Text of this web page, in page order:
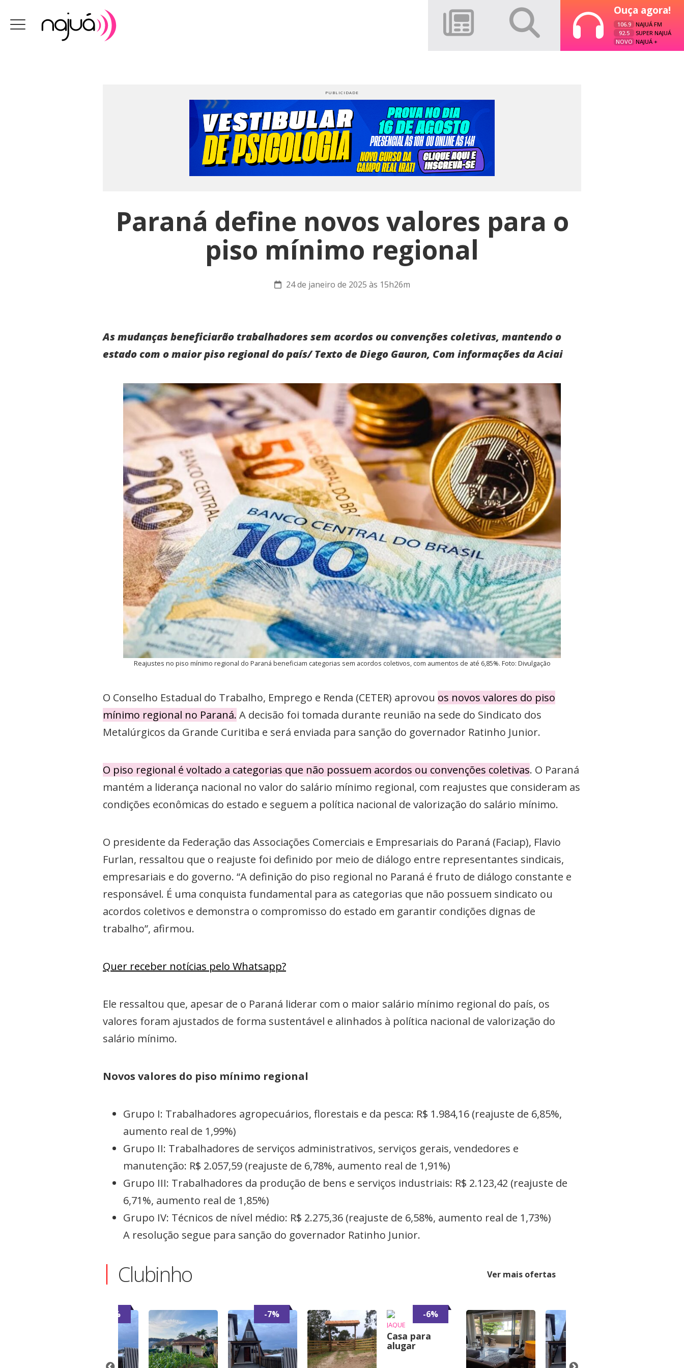
Ouça agora!
106.9
NAJUÁ FM
92.5
SUPER NAJUÁ
NOVO NAJUÁ +
Paraná define novos valores para o
piso mínimo regional
24 de janeiro de 2025 às 15h26m
As mudanças beneficiarão trabalhadores sem acordos ou convenções coletivas, mantendo o
estado com o maior piso regional do país/ Texto de Diego Gauron, Com informações da Aciai
Reajustes no piso mínimo regional do Paraná beneficiam categorias sem acordos coletivos, com aumentos de até 6,85%. Foto: Divulgação
O Conselho Estadual do Trabalho, Emprego e Renda (CETER) aprovou os novos valores do piso
mínimo regional no Paraná. A decisão foi tomada durante reunião na sede do Sindicato dos
Metalúrgicos da Grande Curitiba e será enviada para sanção do governador Ratinho Junior.
O piso regional é voltado a categorias que não possuem acordos ou convenções coletivas. O Paraná
mantém a liderança nacional no valor do salário mínimo regional, com reajustes que consideram as
condições econômicas do estado e seguem a política nacional de valorização do salário mínimo.
O presidente da Federação das Associações Comerciais e Empresariais do Paraná (Faciap), Flavio
Furlan, ressaltou que o reajuste foi definido por meio de diálogo entre representantes sindicais,
empresariais e do governo. “A definição do piso regional no Paraná é fruto de diálogo constante e
responsável. É uma conquista fundamental para as categorias que não possuem sindicato ou
acordos coletivos e demonstra o compromisso do estado em garantir condições dignas de
trabalho”, afirmou.
Quer receber notícias pelo Whatsapp?
Ele ressaltou que, apesar de o Paraná liderar com o maior salário mínimo regional do país, os
valores foram ajustados de forma sustentável e alinhados à política nacional de valorização do
salário mínimo.
Novos valores do piso mínimo regional
Grupo I: Trabalhadores agropecuários, florestais e da pesca: R$ 1.984,16 (reajuste de 6,85%,
aumento real de 1,99%)
Grupo II: Trabalhadores de serviços administrativos, serviços gerais, vendedores e
manutenção: R$ 2.057,59 (reajuste de 6,78%, aumento real de 1,91%)
Grupo III: Trabalhadores da produção de bens e serviços industriais: R$ 2.123,42 (reajuste de
6,71%, aumento real de 1,85%)
Grupo IV: Técnicos de nível médio: R$ 2.275,36 (reajuste de 6,58%, aumento real de 1,73%)
A resolução segue para sanção do governador Ratinho Junior.
Clubinho Ver mais ofertas
-7% -7% -6%
JAQUE
Casa para
alugar